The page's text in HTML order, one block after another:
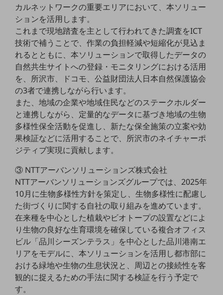
ビジネスお役立ち情報
旬な話題やお役立ち資料などDXの課題を
解決するヒントをお届けする記事サイト
新着記事
お役立ち資料ダウンロード
トレンド記事特集
IT用語集
中堅中小企業向け
サービス・ソリューション
課題やニーズに合ったサービスをご紹介し、
中堅中小企業のビジネスをサポート！
お悩みから見つける
お悩みから見つけるTOP
ネットワーク
モバイル・音声
バックオフィス
リモート・ハイブリッドワーク
セキュリティ
その他のお悩みはこちら
業界から見つける
業界から見つけるTOP
製造業
カルネットワークの重要エリアにおいて、本ソリュー
ションを活用します。
これまで現地踏査を主として行われてきた調査をICT
技術で補うことで、作業の負担軽減や短縮化が見込ま
れるとともに、本ソリューションで取得したデータの
自然共生サイトへの登録・モニタリングにおける活用
を、所沢市、ドコモ、公益財団法人日本自然保護協会
の3者で連携しながら行います。
また、地域の企業や地域住民などのステークホルダー
と連携しながら、定量的なデータに基づき地域の生物
多様性保全活動を促進し、新たな保全施策の立案や効
果検証などに活用することで、所沢市のネイチャーポ
ジティブ実現に貢献します。
③ NTTアーバンソリューションズ株式会社
NTTアーバンソリューションズグループでは、2025年
10月に生物多様性方針を策定し、生物多様性に配慮し
た街づくりに関する自社の取り組みを進めています。
在来種を中心とした植栽やビオトープの設置などによ
り生物の良好な生育環境を確保している複合オフィス
ビル「品川シーズンテラス」を中心とした品川港南エ
リアをモデルに、本ソリューションを活用し都市部に
おける緑地や生物の生息状況と、周辺との接続性を客
観的に捉えるための手法に関する検証を行う予定で
す。